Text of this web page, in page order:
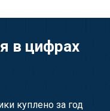
в цифрах
куплено за год